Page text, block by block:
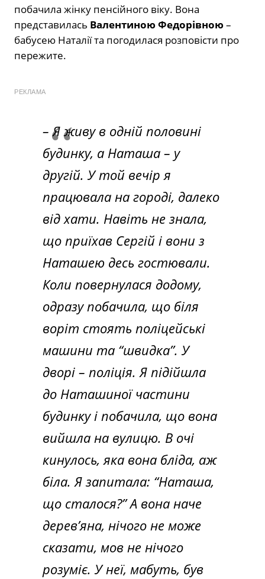
побачила жінку пенсійного віку. Вона
представилась Валентиною Федорівною–
бабусею Наталії та погодилася розповісти про
пережите.
РЕКЛАМА
– Я живу в одній половині
будинку, а Наташа – у
другій. У той вечір я
працювала на городі, далеко
від хати. Навіть не знала,
що приїхав Сергій і вони з
Наташею десь гостювали.
Коли повернулася додому,
одразу побачила, що біля
воріт стоять поліцейські
машини та “швидка”. У
дворі – поліція. Я підійшла
до Наташиної частини
будинку і побачила, що вона
вийшла на вулицю. В очі
кинулось, яка вона бліда, аж
біла. Я запитала: “Наташа,
що сталося?” А вона наче
дерев’яна, нічого не може
сказати, мов не нічого
розуміє. У неї, мабуть, був